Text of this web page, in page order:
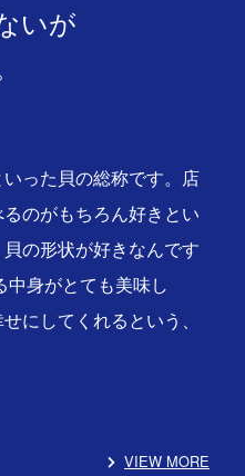
いが
った貝の総称です。店
のがもちろん好きとい
の形状が好きなんです
中身がとても美味し
にしてくれるという、
VIEW MORE